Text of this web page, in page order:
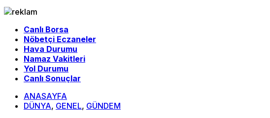
Canlı Borsa
Nöbetçi Eczaneler
Hava Durumu
Namaz Vakitleri
Yol Durumu
Canlı Sonuçlar
ANASAYFA
DÜNYA, GENEL, GÜNDEM